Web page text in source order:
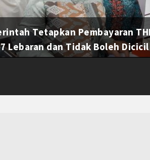
Tetapkan Pembayaran
Lebaran dan Tidak Boleh Dicicil